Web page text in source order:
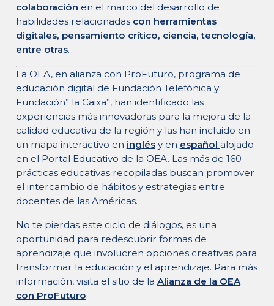
colaboración en el marco del desarrollo de
habilidades relacionadas con herramientas
digitales, pensamiento crítico, ciencia, tecnología,
entre otras.
La OEA, en alianza con ProFuturo, programa de
educación digital de Fundación Telefónica y
Fundación” la Caixa”, han identificado las
experiencias más innovadoras para la mejora de la
calidad educativa de la región y las han incluido en
un mapa interactivo en inglésy en español alojado
en el Portal Educativo de la OEA. Las más de 160
prácticas educativas recopiladas buscan promover
el intercambio de hábitos y estrategias entre
docentes de las Américas.
No te pierdas este ciclo de diálogos, es una
oportunidad para redescubrir formas de
aprendizaje que involucren opciones creativas para
transformar la educación y el aprendizaje. Para más
información, visita el sitio de la Alianza de la OEA
con ProFuturo.